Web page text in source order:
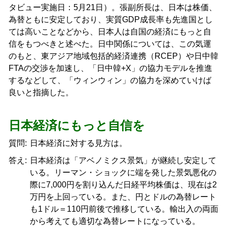
タビュー実施日：5月21日）。張副所長は、日本は株価、
為替ともに安定しており、実質GDP成長率も先進国とし
ては高いことなどから、日本人は自国の経済にもっと自
信をもつべきと述べた。日中関係については、この気運
のもと、東アジア地域包括的経済連携（RCEP）や日中韓
FTAの交渉を加速し、「日中韓+X」の協力モデルを推進
するなどして、「ウィンウィン」の協力を深めていけば
良いと指摘した。
日本経済にもっと自信を
質問: 日本経済に対する見方は。
答え: 日本経済は「アベノミクス景気」が継続し安定して
いる。リーマン・ショックに端を発した景気悪化の
際に7,000円を割り込んだ日経平均株価は、現在は2
万円を上回っている。また、円とドルの為替レート
も1ドル＝110円前後で推移している。輸出入の両面
から考えても適切な為替レートになっている。